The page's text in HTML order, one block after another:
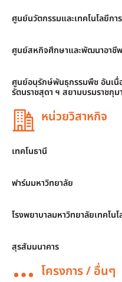
ศูนย์นวัตกรรมและเทคโนโลยีกา
ศูนย์สหกิจศึกษาและพัฒนาอาชีพ
ศูนย์อนุรักษ์พันธุกรรมพืช อันเนื่
รัตนราชสุดา ฯ สยามบรมราชกุม
หน่วยวิสาหกิจ
เทคโนธานี
ฟาร์มมหาวิทยาลัย
โรงพยาบาลมหาวิทยาลัยเทคโน
สุรสัมมนาคาร
โครงการ / อื่นๆ